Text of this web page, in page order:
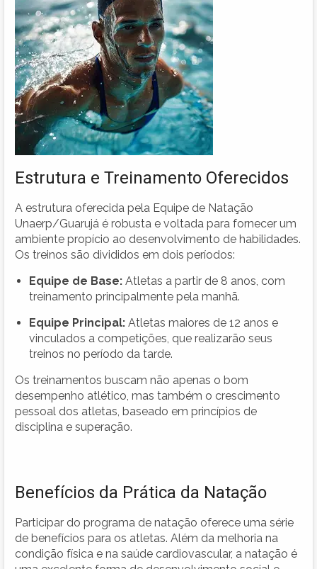
Estrutura e Treinamento Oferecidos
A estrutura oferecida pela Equipe de Natação
Unaerp/Guarujá é robusta e voltada para fornecer um
ambiente propício ao desenvolvimento de habilidades.
Os treinos são divididos em dois períodos:
Equipe de Base: Atletas a partir de 8 anos, com
treinamento principalmente pela manhã.
Equipe Principal: Atletas maiores de 12 anos e
vinculados a competições, que realizarão seus
treinos no período da tarde.
Os treinamentos buscam não apenas o bom
desempenho atlético, mas também o crescimento
pessoal dos atletas, baseado em princípios de
disciplina e superação.
Benefícios da Prática da Natação
Participar do programa de natação oferece uma série
de benefícios para os atletas. Além da melhoria na
condição física e na saúde cardiovascular, a natação é